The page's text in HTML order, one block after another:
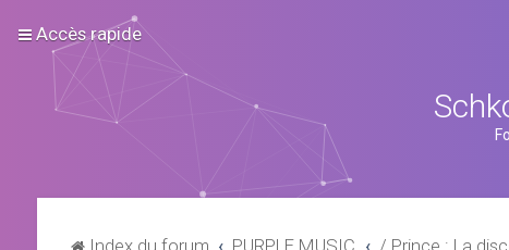
Accès rapide
Index du forum PURPLE MUSIC / Prince : La